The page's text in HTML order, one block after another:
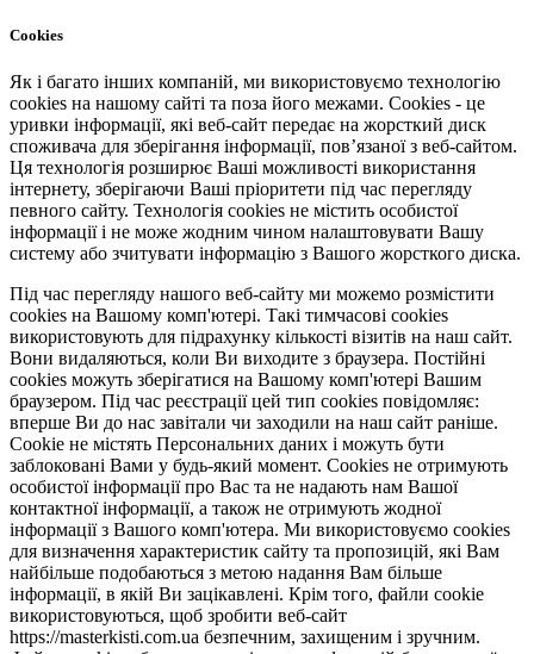
Cookies
Як і багато інших компаній, ми використовуємо технологію
cookies на нашому сайті та поза його межами. Cookies - це
уривки інформації, які веб-сайт передає на жорсткий диск
споживача для зберігання інформації, пов’язаної з веб-сайтом.
Ця технологія розширює Ваші можливості використання
інтернету, зберігаючи Ваші пріоритети під час перегляду
певного сайту. Технологія cookies не містить особистої
інформації і не може жодним чином налаштовувати Вашу
систему або зчитувати інформацію з Вашого жорсткого диска.
Під час перегляду нашого веб-сайту ми можемо розмістити
cookies на Вашому комп'ютері. Такі тимчасові cookies
використовують для підрахунку кількості візитів на наш сайт.
Вони видаляються, коли Ви виходите з браузера. Постійні
cookies можуть зберігатися на Вашому комп'ютері Вашим
браузером. Під час реєстрації цей тип cookies повідомляє:
вперше Ви до нас завітали чи заходили на наш сайт раніше.
Cookie не містять Персональних даних і можуть бути
заблоковані Вами у будь-який момент. Сookies не отримують
особистої інформації про Вас та не надають нам Вашої
контактної інформації, а також не отримують жодної
інформації з Вашого комп'ютера. Ми використовуємо cookies
для визначення характеристик сайту та пропозицій, які Вам
найбільше подобаються з метою надання Вам більше
інформації, в якій Ви зацікавлені. Крім того, файли cookie
використовуються, щоб зробити веб-сайт
https://masterkisti.com.ua безпечним, захищеним і зручним.